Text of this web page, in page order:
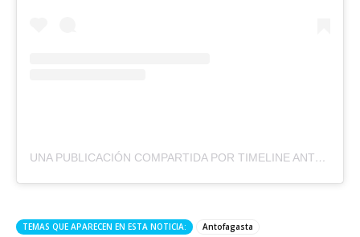
UNA PUBLICACIÓN COMPARTIDA POR TIMELINE ANTOFAGASTA (@TLANTOFAGASTA)
TEMAS QUE APARECEN EN ESTA NOTICIA: Antofagasta